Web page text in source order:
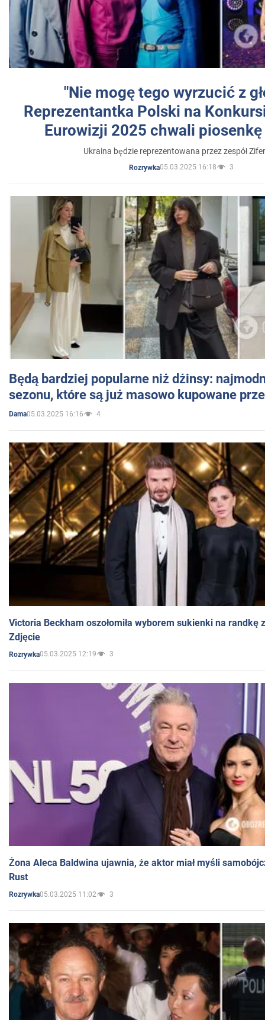
"Nie mogę tego wyrzucić z
Reprezentantka Polski na
Eurowizji 2025 chwali
Ukraina będzie reprezentowana przez zespół
Rozrywka05.03.2025 16:18 3
Będą bardziej popularne niż dżinsy:
sezonu, które są już masowo kupowane
Dama05.03.2025 16:16 4
Victoria Beckham oszołomiła wyborem sukienki na randkę
Zdjęcie
Rozrywka05.03.2025 12:19 3
Żona Aleca Baldwina ujawnia, że aktor miał myśli
Rust
Rozrywka05.03.2025 11:02 3